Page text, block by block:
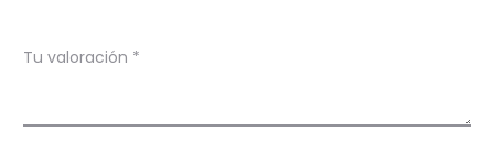
i
o
Tu valoración *